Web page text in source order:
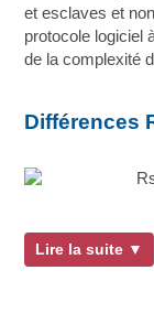
et esclaves et
protocole logiciel
de la complexité
Différences
Lire la suite ▼